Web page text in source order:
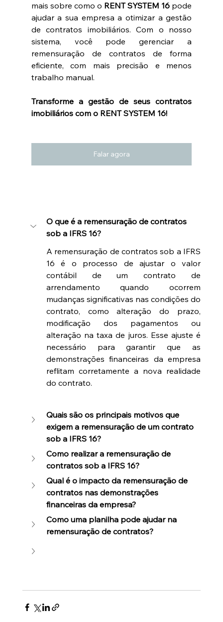
mais sobre como o RENT SYSTEM 16 pode
ajudar a sua empresa a otimizar a gestão
de contratos imobiliários. Com o nosso
sistema, você pode gerenciar a
remensuração de contratos de forma
eficiente, com mais precisão e menos
trabalho manual.
Transforme a gestão de seus contratos
imobiliários com o RENT SYSTEM 16!
Falar agora
O que é a remensuração de contratos
sob a IFRS 16?
A remensuração de contratos sob a IFRS
16 é o processo de ajustar o valor
contábil de um contrato de
arrendamento quando ocorrem
mudanças significativas nas condições do
contrato, como alteração do prazo,
modificação dos pagamentos ou
alteração na taxa de juros. Esse ajuste é
necessário para garantir que as
demonstrações financeiras da empresa
reflitam corretamente a nova realidade
do contrato.
Quais são os principais motivos que
exigem a remensuração de um contrato
sob a IFRS 16?
Como realizar a remensuração de
contratos sob a IFRS 16?
Qual é o impacto da remensuração de
contratos nas demonstrações
financeiras da empresa?
Como uma planilha pode ajudar na
remensuração de contratos?